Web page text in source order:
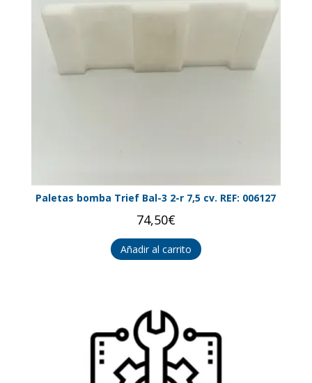
Paletas bomba Trief Bal-3 2-r 7,5 cv. REF: 006127
74,50€
Añadir al carrito